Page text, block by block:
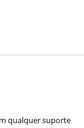
qualquer suporte